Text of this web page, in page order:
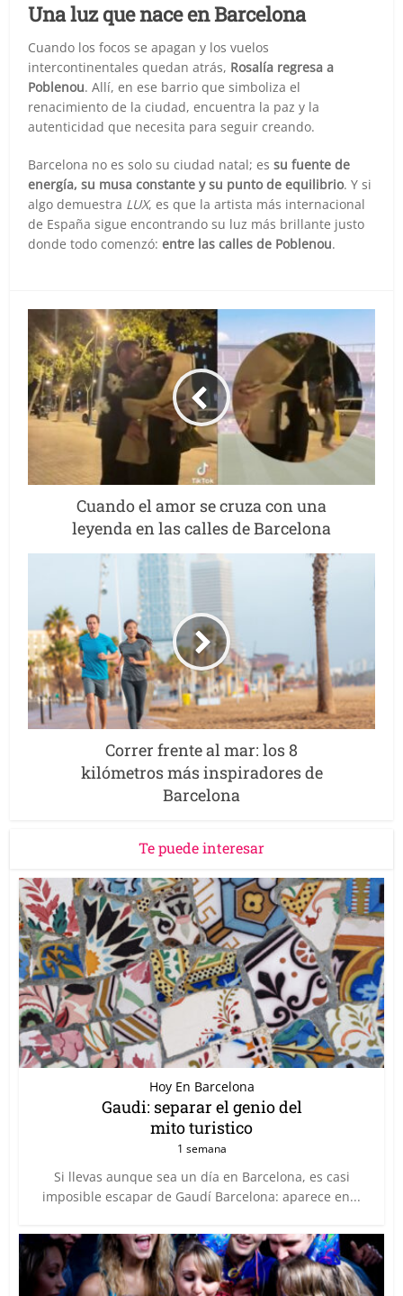
Una luz que nace en Barcelona
Cuando los focos se apagan y los vuelos
intercontinentales quedan atrás, Rosalía regresa a
Poblenou. Allí, en ese barrio que simboliza el
renacimiento de la ciudad, encuentra la paz y la
autenticidad que necesita para seguir creando.
Barcelona no es solo su ciudad natal; essu fuente de
energía, su musa constante y su punto de equilibrio. Y si
algo demuestra LUX, es que la artista más internacional
de España sigue encontrando su luz más brillante justo
donde todo comenzó:entre las calles de Poblenou.
Cuando el amor se cruza con una
leyenda en las calles de Barcelona
Correr frente al mar: los 8
kilómetros más inspiradores de
Barcelona
Te puede interesar
Hoy En Barcelona
Gaudi: separar el genio del
mito turistico
1 semana
Si llevas aunque sea un día en Barcelona, es casi
imposible escapar de Gaudí Barcelona: aparece en...